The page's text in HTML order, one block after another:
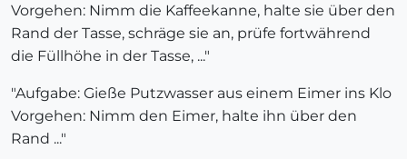
Vorgehen: Nimm die Kaffeekanne, halte sie über den
Rand der Tasse, schräge sie an, prüfe fortwährend
die Füllhöhe in der Tasse, ..."
"Aufgabe: Gieße Putzwasser aus einem Eimer ins Klo
Vorgehen: Nimm den Eimer, halte ihn über den
Rand ..."